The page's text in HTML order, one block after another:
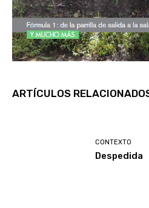
ARTÍCULOS
CONTEXTO
Despedida